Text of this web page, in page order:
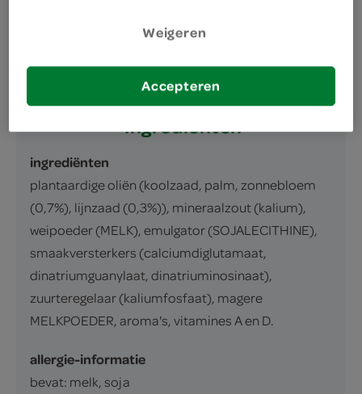
ingrediënten
ingrediënten
plantaardige oliën (koolzaad, palm, zonnebloem
(0,7%), lijnzaad (0,3%)), mineraalzout (kalium),
weipoeder (MELK), emulgator (SOJALECITHINE),
smaakversterkers (calciumdiglutamaat,
dinatriumguanylaat, dinatriuminosinaat),
zuurteregelaar (kaliumfosfaat), magere
MELKPOEDER, aroma's, vitamines A en D.
allergie-informatie
bevat: melk, soja
Weigeren
Accepteren